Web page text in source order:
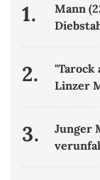
1.
Mann
2.
Linzer
3.
Junger